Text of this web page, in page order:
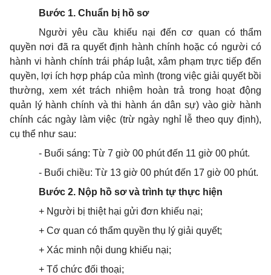
Bước 1. Chuẩn bị hồ sơ
Người yêu cầu khiếu nại đến cơ quan có thẩm
quyền nơi đã ra quyết định hành chính hoặc có người có
hành vi hành chính trái pháp luật, xâm phạm trực tiếp đến
quyền, lợi ích hợp pháp của mình (trong việc giải quyết bồi
thường, xem xét trách nhiệm hoàn trả trong hoạt động
quản lý hành chính và thi hành án dân sự) vào giờ hành
chính các ngày làm việc (trừ ngày nghỉ lễ theo quy định),
cụ thể như sau:
- Buổi sáng: Từ 7 giờ 00 phút đến 11 giờ 00 phút.
- Buổi chiều: Từ 13 giờ 00 phút đến 17 giờ 00 phút.
Bước 2. Nộp hồ sơ và trình tự thực hiện
+ Người bị thiệt hại gửi đơn khiếu nại;
+ Cơ quan có thẩm quyền thụ lý giải quyết;
+ Xác minh nội dung khiếu nại;
+ Tổ chức đối thoại;